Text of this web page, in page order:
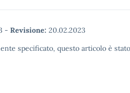
- Revisione: 20.02.2023
specificato, questo articolo è